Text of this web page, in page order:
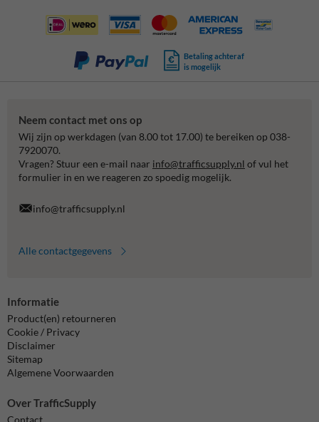
Betaling achteraf
is mogelijk
Neem contact met ons op
Wij zijn op werkdagen (van 8.00 tot 17.00) te bereiken op 038-
7920070.
Vragen? Stuur een e-mail naar info@trafficsupply.nl of vul het
formulier in en we reageren zo spoedig mogelijk.
info@trafficsupply.nl
Alle contactgegevens
Informatie
Product(en) retourneren
Cookie / Privacy
Disclaimer
Sitemap
Algemene Voorwaarden
Over TrafficSupply
Contact